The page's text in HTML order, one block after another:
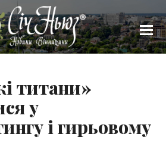
титани»
у
і гирьовому